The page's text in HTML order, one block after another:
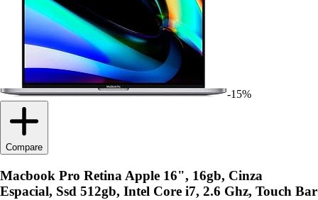
-15%
Compare
Macbook Pro Retina Apple 16", 16gb, Cinza
Espacial, Ssd 512gb, Intel Core i7, 2.6 Ghz, Touch Bar